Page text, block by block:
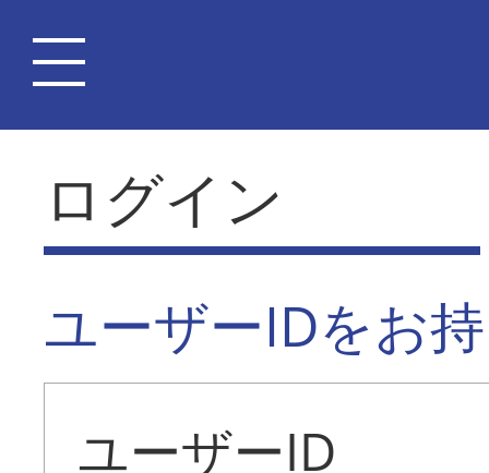
ログイン
ユーザーIDをお
ユーザーID